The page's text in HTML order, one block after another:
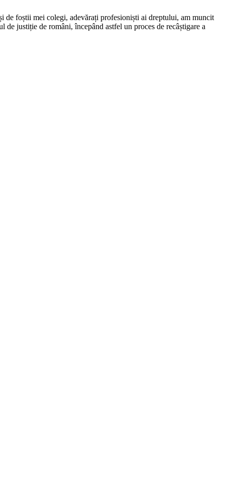
de foștii mei colegi, adevărați profesioniști ai dreptului, am muncit
justiție de români, începând astfel un proces de recâștigare a